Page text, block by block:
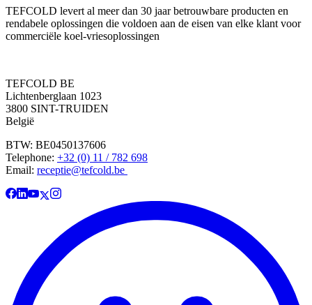
TEFCOLD levert al meer dan 30 jaar betrouwbare producten en
rendabele oplossingen die voldoen aan de eisen van elke klant voor
commerciële koel-vriesoplossingen
TEFCOLD BE
Lichtenberglaan 1023
3800 SINT-TRUIDEN
België
BTW: BE0450137606
Telephone: +32 (0) 11 / 782 698
Email: receptie@tefcold.be